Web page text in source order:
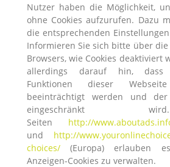
Nutzer haben die Möglichkeit,
ohne Cookies aufzurufen. Dazu
die entsprechenden
Informieren Sie sich bitte über
Browsers, wie Cookies deaktiviert
allerdings darauf hin, dass
Funktionen dieser Webseite
beeinträchtigt werden und der
eingeschränkt
Seiten http://
und http://
choices/ (Europa) erlauben
Anzeigen-Cookies zu verwalten.